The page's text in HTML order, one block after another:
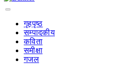
गृहपृष्‍ठ
सम्पादकीय
कविता
समीक्षा
गजल